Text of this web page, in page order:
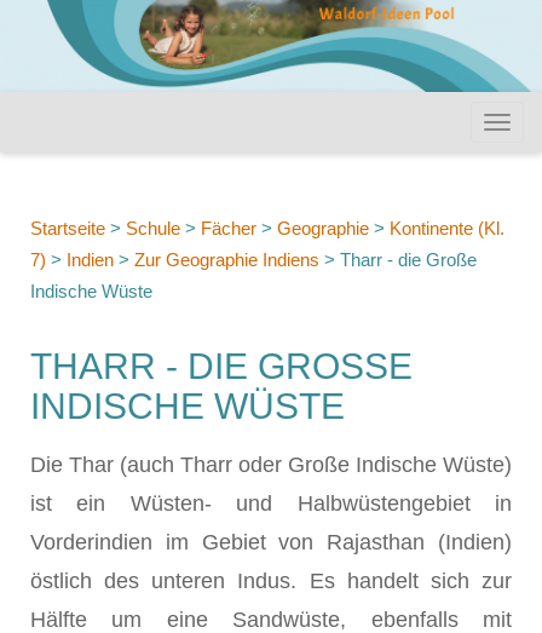
Startseite > Schule > Fächer > Geographie > Kontinente (Kl.
7) > Indien > Zur Geographie Indiens > Tharr - die Große
Indische Wüste
THARR - DIE GROSSE I
NDISCHE WÜSTE
Die Thar (auch Tharr oder Große Indische Wüste)
ist ein Wüsten- und Halbwüstengebiet in
Vorderindien im Gebiet von Rajasthan (Indien)
östlich des unteren Indus. Es handelt sich zur
Hälfte um eine Sandwüste, ebenfalls mit